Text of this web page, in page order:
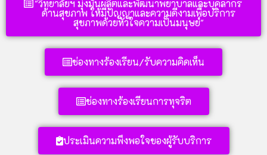
"วิทยาลัยฯ มุ่งมั่นผลิตและพัฒนาพยาบาลและบุคลากร
ด้านสุขภาพ ให้มีปัญญาและความดีงามเพื่อบริการ
สุขภาพด้วยหัวใจความเป็นมนุษย์"
ช่องทางร้องเรียน/รับความคิดเห็น
ช่องทางร้องเรียนการทุจริต
ประเมินความพึงพอใจของผู้รับบริการ